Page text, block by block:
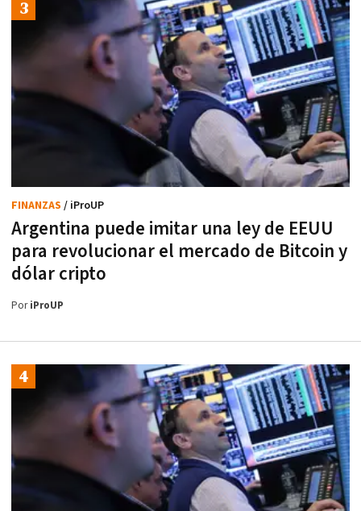
Argentina puede imitar una ley de EEUU
para revolucionar el mercado de Bitcoin y
dólar cripto
FINANZAS / iProUP
PoriProUP